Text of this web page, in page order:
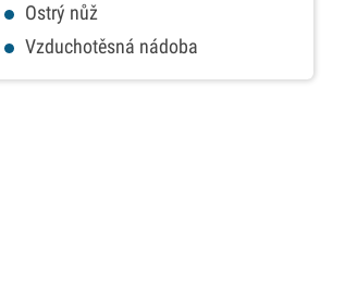
Ostrý nůž
Vzduchotěsná nádoba